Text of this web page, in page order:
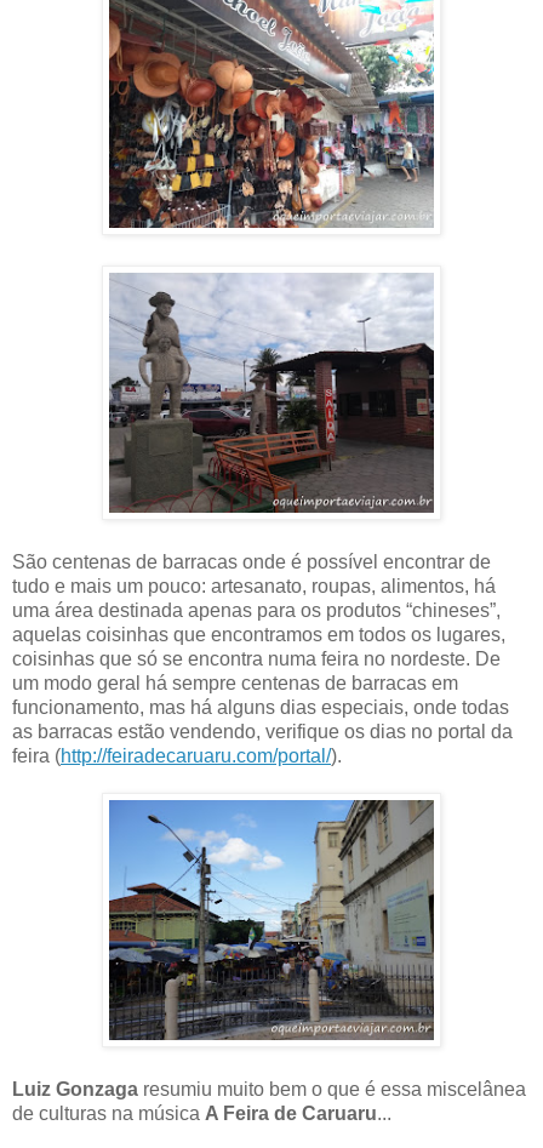
São centenas de barracas onde é possível encontrar de
tudo e mais um pouco: artesanato, roupas, alimentos, há
uma área destinada apenas para os produtos “chineses”,
aquelas coisinhas que encontramos em todos os lugares,
coisinhas que só se encontra numa feira no nordeste. De
um modo geral há sempre centenas de barracas em
funcionamento, mas há alguns dias especiais, onde todas
as barracas estão vendendo, verifique os dias no portal da
feira (http://feiradecaruaru.com/portal/).
Luiz Gonzaga resumiu muito bem o que é essa miscelânea
de culturas na música A Feira de Caruaru...